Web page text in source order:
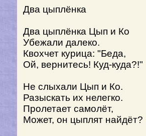
Два цыплёнка
Два цыплёнка Цып и Ко
Убежали далеко.
Квохчет курица: "Беда,
Ой, вернитесь! Куд-куда?!"
Не слыхали Цып и Ко.
Разыскать их нелегко.
Пролетает самолёт,
Может, он цыплят найдёт?